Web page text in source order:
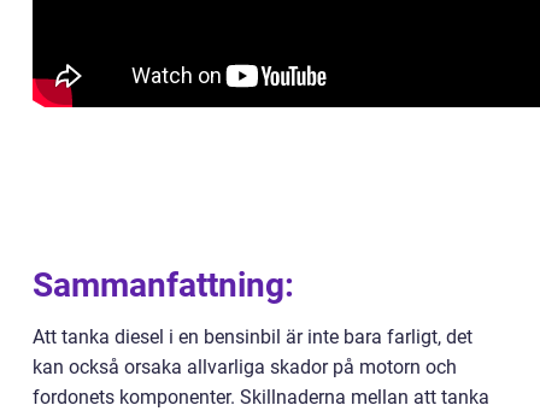
Sammanfattning:
Att tanka diesel i en bensinbil är inte bara farligt, det
kan också orsaka allvarliga skador på motorn och
fordonets komponenter. Skillnaderna mellan att tanka